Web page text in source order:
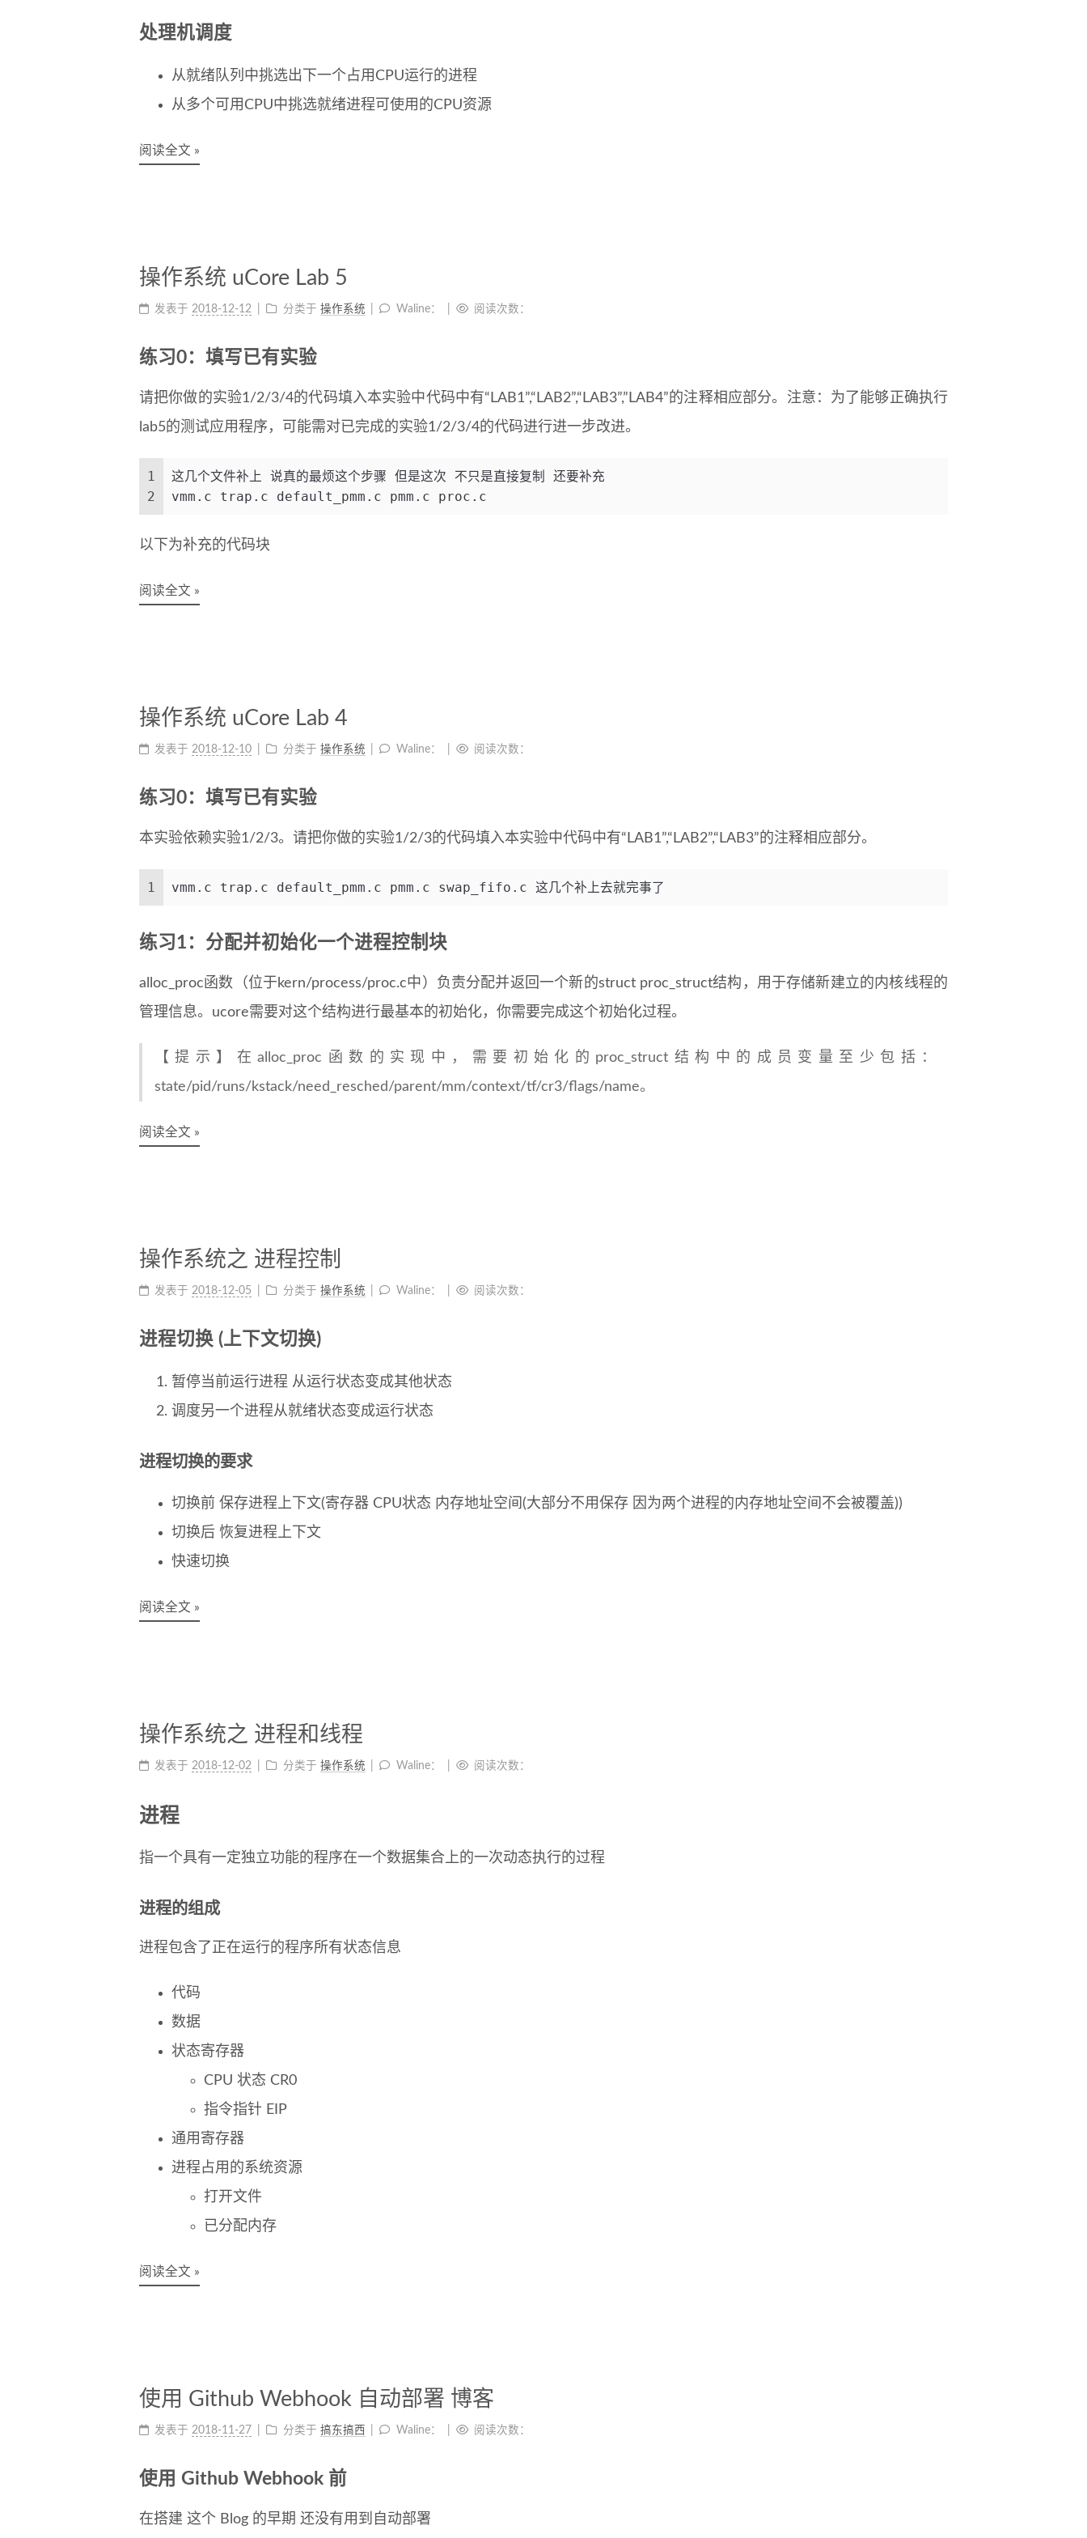
处理机调度
从就绪队列中挑选出下一个占用CPU运行的进程
从多个可用CPU中挑选就绪进程可使用的CPU资源
阅读全文 »
操作系统 uCore Lab 5
发表于 2018-12-12 分类于 操作系统 Waline： 阅读次数：
练习0：填写已有实验
请把你做的实验1/2/3/4的代码填入本实验中代码中有“LAB1”,“LAB2”,“LAB3”,”LAB4”的注释相应部分。注意：为了能够正确执行
lab5的测试应用程序，可能需对已完成的实验1/2/3/4的代码进行进一步改进。
1
2
这几个文件补上 说真的最烦这个步骤 但是这次 不只是直接复制 还要补充
vmm.c trap.c default_pmm.c pmm.c proc.c
以下为补充的代码块
阅读全文 »
操作系统 uCore Lab 4
发表于 2018-12-10 分类于 操作系统 Waline： 阅读次数：
练习0：填写已有实验
本实验依赖实验1/2/3。请把你做的实验1/2/3的代码填入本实验中代码中有“LAB1”,“LAB2”,“LAB3”的注释相应部分。
1 vmm.c trap.c default_pmm.c pmm.c swap_fifo.c 这几个补上去就完事了
练习1：分配并初始化一个进程控制块
alloc_proc函数（位于kern/process/proc.c中）负责分配并返回一个新的struct proc_struct结构，用于存储新建立的内核线程的
管理信息。ucore需要对这个结构进行最基本的初始化，你需要完成这个初始化过程。
【提示】在alloc_proc函数的实现中，需要初始化的proc_struct结构中的成员变量至少包括：
state/pid/runs/kstack/need_resched/parent/mm/context/tf/cr3/flags/name。
阅读全文 »
操作系统之 进程控制
发表于 2018-12-05 分类于 操作系统 Waline： 阅读次数：
进程切换 (上下文切换)
暂停当前运行进程 从运行状态变成其他状态
调度另一个进程从就绪状态变成运行状态
进程切换的要求
切换前 保存进程上下文(寄存器 CPU状态 内存地址空间(大部分不用保存 因为两个进程的内存地址空间不会被覆盖))
切换后 恢复进程上下文
快速切换
阅读全文 »
操作系统之 进程和线程
发表于 2018-12-02 分类于 操作系统 Waline： 阅读次数：
进程
指一个具有一定独立功能的程序在一个数据集合上的一次动态执行的过程
进程的组成
进程包含了正在运行的程序所有状态信息
代码
数据
状态寄存器
CPU 状态 CR0
指令指针 EIP
通用寄存器
进程占用的系统资源
打开文件
已分配内存
阅读全文 »
使用 Github Webhook 自动部署 博客
发表于 2018-11-27 分类于 搞东搞西 Waline： 阅读次数：
使用 Github Webhook 前
在搭建 这个 Blog 的早期 还没有用到自动部署